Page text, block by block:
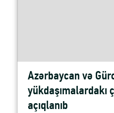
Azərbaycan və
açıqlanıb